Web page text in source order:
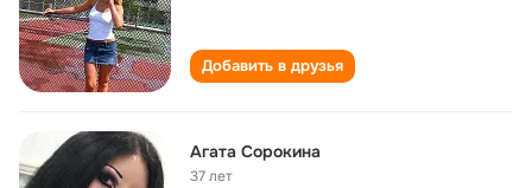
Добавить в друзья
Агата Сорокина
37 лет